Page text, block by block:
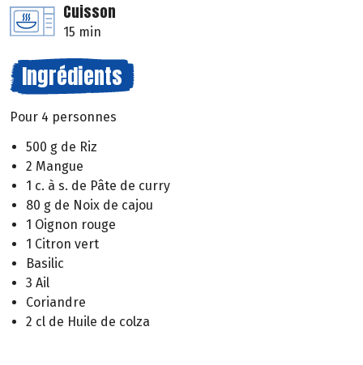
Cuisson
15 min
Ingrédients
Pour 4 personnes
500 g de Riz
2 Mangue
1 c. à s. de Pâte de curry
80 g de Noix de cajou
1 Oignon rouge
1 Citron vert
Basilic
3 Ail
Coriandre
2 cl de Huile de colza